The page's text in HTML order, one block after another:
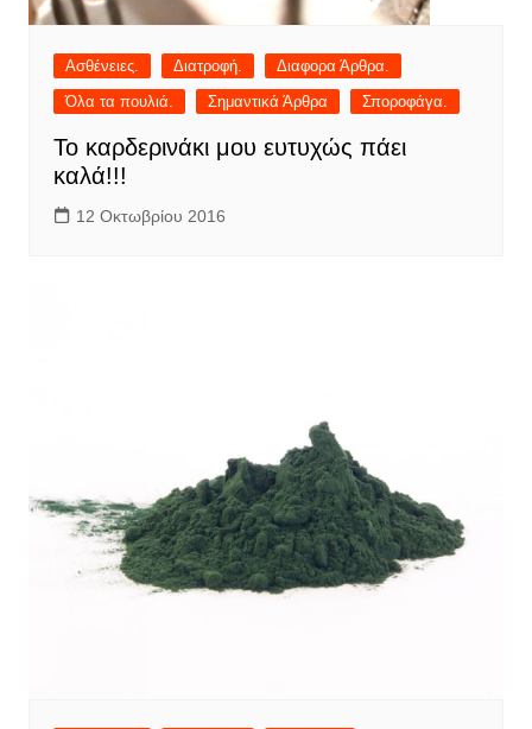
Ασθένειες. Διατροφή.
Διαφορα Άρθρα.
Όλα τα πουλιά.
Σημαντικά Άρθρα Σποροφάγα.
Το καρδερινάκι μου ευτυχώς πάει
καλά!!!
12 Οκτωβρίου 2016